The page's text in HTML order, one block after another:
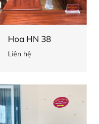
Hoa HN 38
Liên hệ